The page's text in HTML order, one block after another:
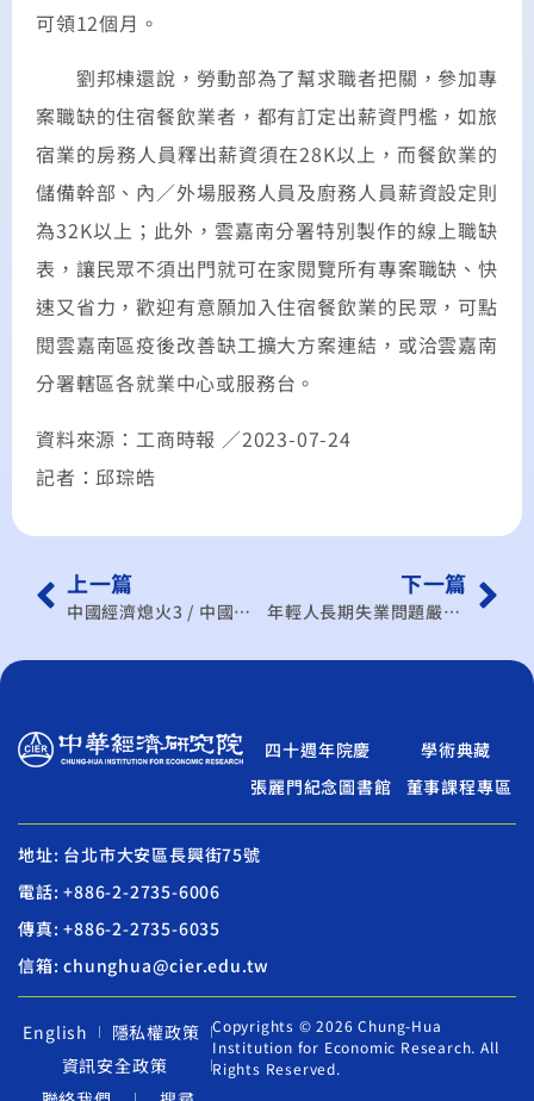
可領12個月。
劉邦棟還說，勞動部為了幫求職者把關，參加專
案職缺的住宿餐飲業者，都有訂定出薪資門檻，如旅
宿業的房務人員釋出薪資須在28K以上，而餐飲業的
儲備幹部、內／外場服務人員及廚務人員薪資設定則
為32K以上；此外，雲嘉南分署特別製作的線上職缺
表，讓民眾不須出門就可在家閱覽所有專案職缺、快
速又省力，歡迎有意願加入住宿餐飲業的民眾，可點
閱雲嘉南區疫後改善缺工擴大方案連結，或洽雲嘉南
分署轄區各就業中心或服務台。
資料來源：工商時報 ／2023-07-24
記者：邱琮皓
上一篇
中國經濟熄火3 / 中國投資基建救經濟 債務與腐敗問題伴隨而至
下一篇
年輕人長期失業問題嚴重化！學者點破3原因
四十週年院慶
學術典藏
張麗門紀念圖書館
董事課程專區
地址: 台北市大安區長興街75號
電話: +886-2-2735-6006
傳真: +886-2-2735-6035
信箱: chunghua@cier.edu.tw
English
隱私權政策
資訊安全政策
Copyrights © 2026 Chung-Hua
Institution for Economic Research. All
Rights Reserved.